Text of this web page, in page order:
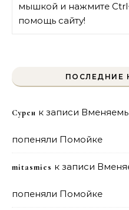
мышкой и нажмите
помощь сайту!
ПОСЛЕДНИЕ
Сурен к записи
попеняли Помойке
mitasmies к записи
попеняли Помойке